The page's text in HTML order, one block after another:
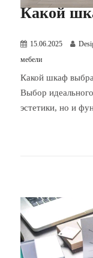
Какой
15.06.2025
мебели
Какой шкаф
Выбор
эстетики, но и